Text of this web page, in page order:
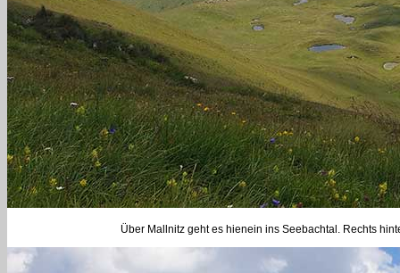
Über Mallnitz geht es hienein ins Seebachtal. Rechts